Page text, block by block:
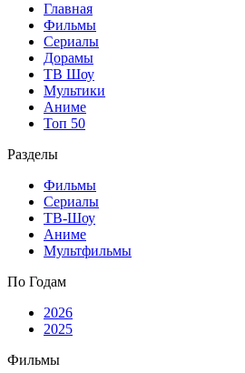
Главная
Фильмы
Сериалы
Дорамы
ТВ Шоу
Мультики
Аниме
Топ 50
Разделы
Фильмы
Сериалы
ТВ-Шоу
Аниме
Мультфильмы
По Годам
2026
2025
Фильмы